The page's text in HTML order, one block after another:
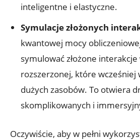
inteligentne i elastyczne.
Symulacje złożonych
kwantowej mocy
symulować złożone
rozszerzonej, które wcześniej
dużych zasobów. To otwiera
skomplikowanych i
Oczywiście, aby w pełni